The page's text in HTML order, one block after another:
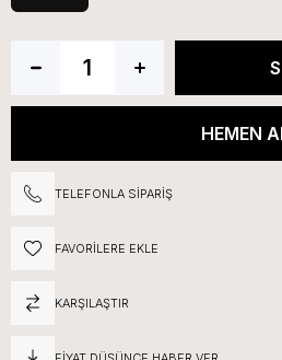
TELEFONLA SIPARIŞ
FAVORILERE EKLE
KARŞILAŞTIR